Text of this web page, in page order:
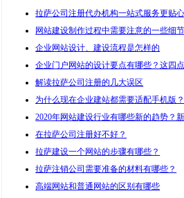
拉萨公司注册代办机构一站式服务更贴心
网站建设制作过程中需要注意的一些细
企业网站设计、建设流程是怎样的
企业门户网站的设计要点有哪些？这四点
解读拉萨公司注册的几大误区
为什么现在企业建站都需要适配手机版
2020年网站建设行业有哪些新的趋势？
在拉萨公司注册好不好？
拉萨建设一个网站的步骤有哪些？
拉萨注销公司需要准备的材料有哪些？
高端网站和普通网站的区别有哪些